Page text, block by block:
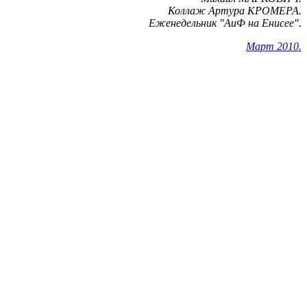
Коллаж Артура КРОМЕРА.
Еженедельник "АиФ на Енисее".
Март 2010.